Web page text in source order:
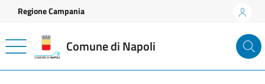
Vai ai contenuti
Vai al footer
Regione Campania
Comune di Napoli